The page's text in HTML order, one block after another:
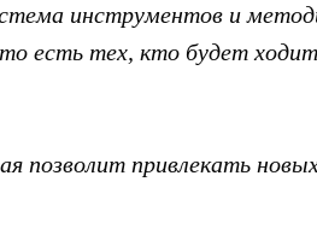
инструментов и
есть тех, кто будет
позволит привлекать